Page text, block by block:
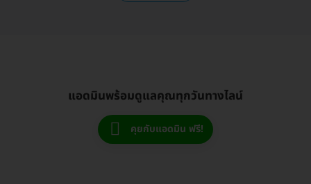
แอดมินพร้อมดูแลคุณทุกวันทางไลน์
คุยกับแอดมิน ฟรี!